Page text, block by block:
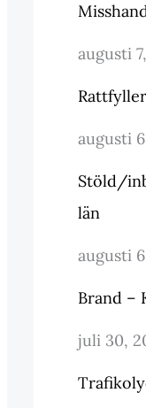
augusti
augusti
Stöld/
län
augusti
Brand –
juli 30,